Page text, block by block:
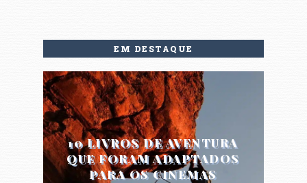
EM DESTAQUE
10 LIVROS DE AVENTURA
QUE FORAM ADAPTADOS
PARA OS CINEMAS